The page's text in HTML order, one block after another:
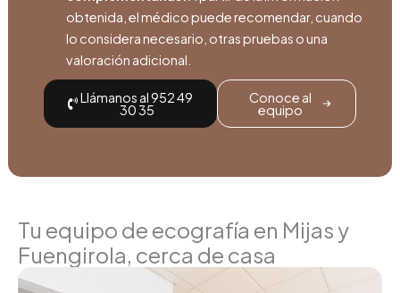
obtenida, el médico puede recomendar, cuando
lo considera necesario, otras pruebas o una
valoración adicional.
Llámanos al 952 49
30 35
Conoce al
equipo
Tu equipo de ecografía en Mijas y
Fuengirola, cerca de casa